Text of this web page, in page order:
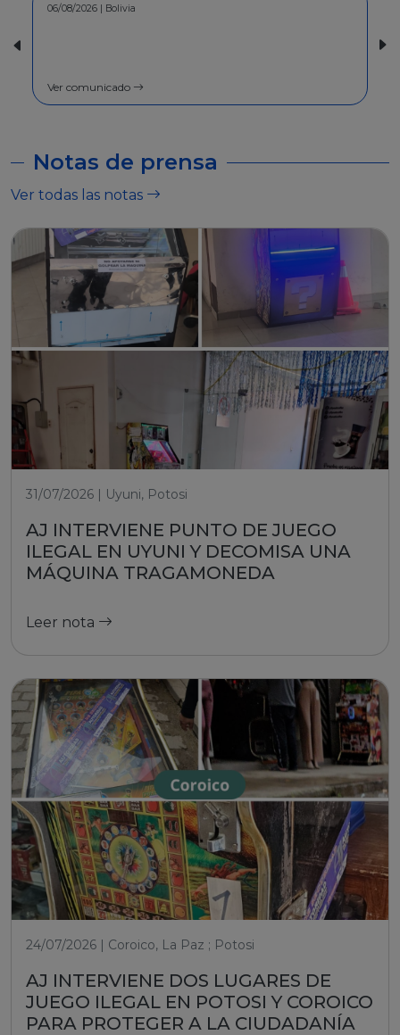
30/07/2026 | Bolivia
Ver comunicado
Notas de prensa
Ver todas las notas
31/07/2026 | Uyuni, Potosi
AJ INTERVIENE PUNTO DE JUEGO
ILEGAL EN UYUNI Y DECOMISA UNA
MÁQUINA TRAGAMONEDA
Leer nota
24/07/2026 | Coroico, La Paz ; Potosi
AJ INTERVIENE DOS LUGARES DE
JUEGO ILEGAL EN POTOSI Y COROICO
PARA PROTEGER A LA CIUDADANÍA